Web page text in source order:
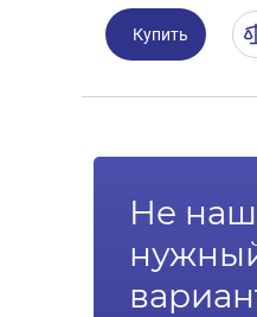
Купить
Не